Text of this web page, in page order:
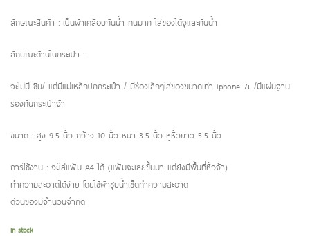
ลักษณะสินค้า : เป็นผ้าเคลือบกันน้ำ ทนมาก ใส่ของได้จุและกันน้ำ
ลักษณะด้านในกระเป๋า :
จะไม่มี ซิบ/ แต่มีแม่เหล็กปกกระเป๋า / มีช่องเล็กๆใส่ของขนาดเท่า iphone 7+ /มีแผ่นฐาน
รองก้นกระเป๋าจ้า
ขนาด : สูง 9.5 นิ้ว กว้าง 10 นิ้ว หนา 3.5 นิ้ว หูหิ้วยาว 5.5 นิ้ว
การใช้งาน : จะใส่แฟ้ม A4 ได้ (แฟ้มจะเลยขึ้นมา แต่ยังมีพื้นที่หิ้วจ้า)
ทำความสะอาดได้ง่าย โดยใช้ผ้าชุบน้ำเช็ดทำความสะอาด
ด่วนของมีจำนวนจำกัด
In stock